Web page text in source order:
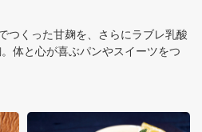
つくった甘麹を、さらにラブレ乳酸
体と心が喜ぶパンやスイーツをつ